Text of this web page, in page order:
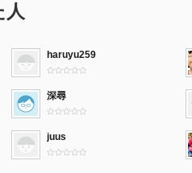
人
haruyu259
深尋
juus